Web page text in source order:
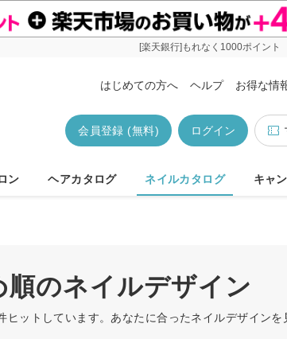
[楽天銀行]もれなく1000ポイント
はじめての方へ ヘルプ お得な情
ログイン
会員登録 (無料)
ン ヘアカタログ ネイルカタログ キャ
のネイルデザイン
ットしています。あなたに合ったネイルデザイン